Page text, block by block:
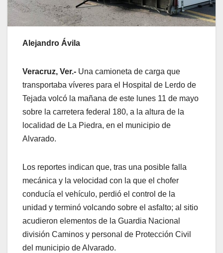
Alejandro Ávila
Veracruz, Ver.- Una camioneta de carga que
transportaba víveres para el Hospital de Lerdo de
Tejada volcó la mañana de este lunes 11 de mayo
sobre la carretera federal 180, a la altura de la
localidad de La Piedra, en el municipio de
Alvarado.
Los reportes indican que, tras una posible falla
mecánica y la velocidad con la que el chofer
conducía el vehículo, perdió el control de la
unidad y terminó volcando sobre el asfalto; al sitio
acudieron elementos de la Guardia Nacional
división Caminos y personal de Protección Civil
del municipio de Alvarado.